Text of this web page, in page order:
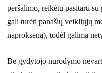
peršalimo, reikėtų pasitarti
gali turėti panašių veikliųjų
naprokseną), todėl galima
Be gydytojo nurodymo